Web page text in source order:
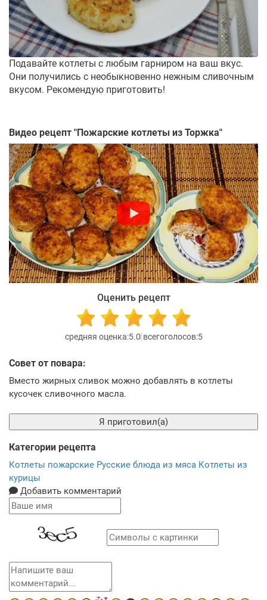
Подавайте котлеты с любым гарниром на ваш вкус.
Они получились с необыкновенно нежным сливочным
вкусом. Рекомендую приготовить!
Видео рецепт "Пожарские котлеты из Торжка"
Оценить рецепт
5.0 5
Совет от повара:
Вместо жирных сливок можно добавлять в котлеты
кусочек сливочного масла.
Я приготовил(а)
Категории рецепта
Котлеты пожарские Русские блюда из мяса Котлеты из
курицы
Добавить комментарий